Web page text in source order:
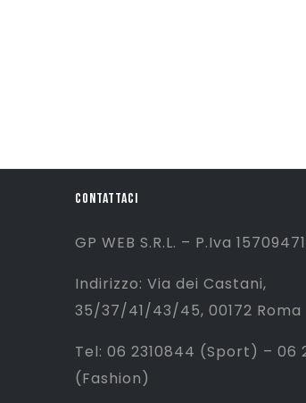
CONTATTACI
GP WEB S.R.L. – P.Iva
Indirizzo: Via dei Castani,
35/37/41/43/45, 00172 Roma
Tel: 06 2310844 (Sport) – 06
(Fashion)